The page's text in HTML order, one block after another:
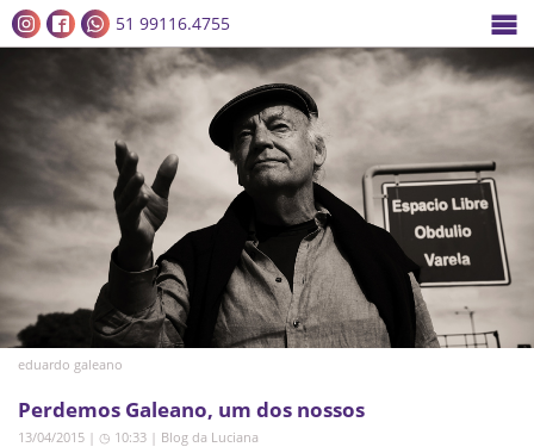
51 99116.4755
eduardo galeano
Perdemos Galeano, um dos nossos
13/04/2015 | ◷ 10:33 | Blog da Luciana